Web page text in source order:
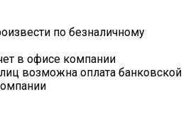
по безналичному
в офисе компании
возможна оплата банковской